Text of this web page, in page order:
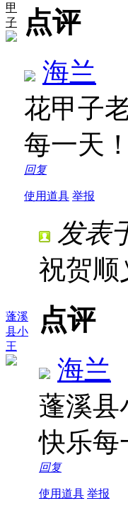
甲
子
点评
海兰
花甲子
每一天
回复
使用道具 举报
蓬溪
县小
王
发表
祝贺顺
点评
海兰
蓬溪县
快乐每
回复
使用道具 举报